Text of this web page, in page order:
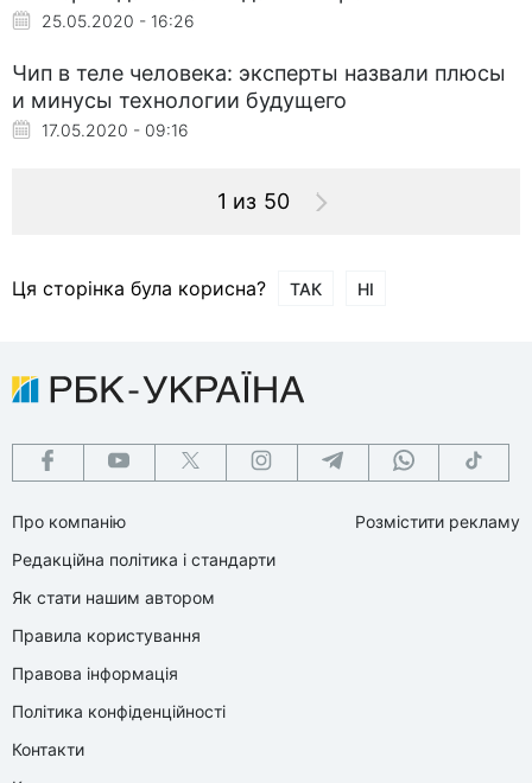
25.05.2020 - 16:26
Чип в теле человека: эксперты назвали плюсы
и минусы технологии будущего
17.05.2020 - 09:16
1 из 50
Ця сторінка була корисна? ТАК НІ
Про компанію
Редакційна політика і стандарти
Як стати нашим автором
Правила користування
Правова інформація
Політика конфіденційності
Контакти
Розмістити рекламу